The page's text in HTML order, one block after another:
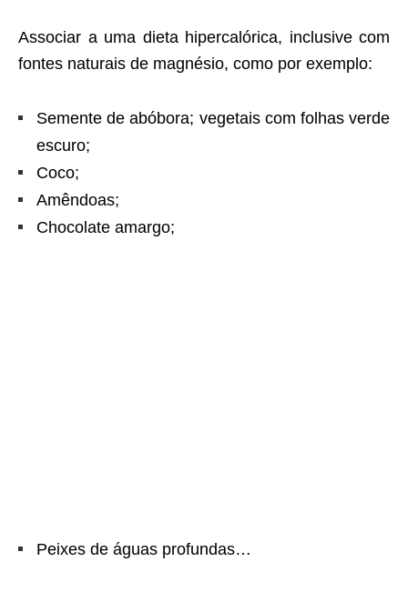
Associar a uma dieta hipercalórica, inclusive com
fontes naturais de magnésio, como por exemplo:
Semente de abóbora; vegetais com folhas verde
escuro;
Coco;
Amêndoas;
Chocolate amargo;
Peixes de águas profundas…